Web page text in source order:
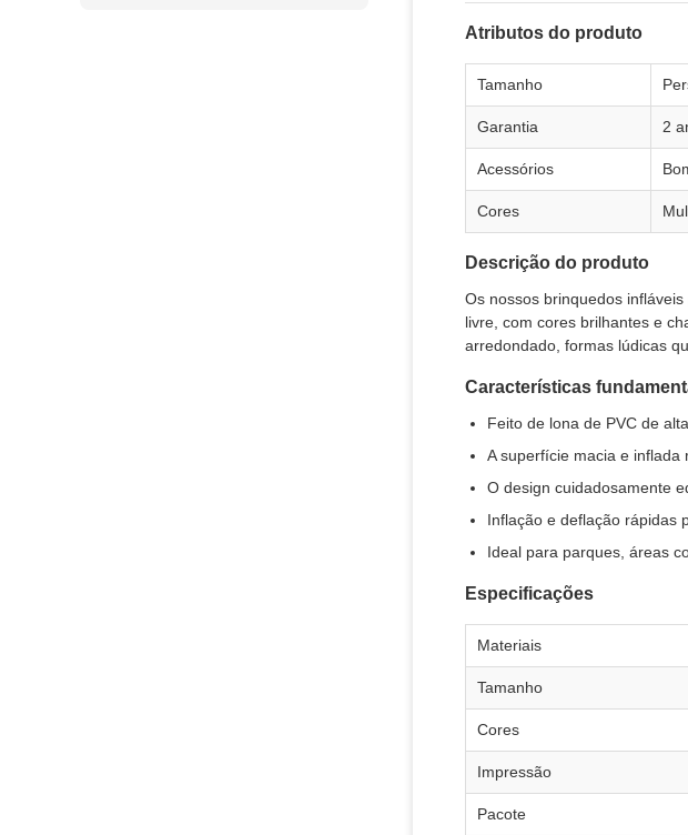
Atributos do produto
Tamanho
Garantia 2
Acessórios
Cores
Descrição do produto
Os nossos brinquedos
livre, com cores brilhantes e
arredondado, formas lúdicas
Características
Feito de lona de PVC de
A superfície macia e
O design cuidadosamente
Inflação e deflação rápidas
Ideal para parques, áreas
Especificações
Materiais
Tamanho
Cores
Impressão
Pacote